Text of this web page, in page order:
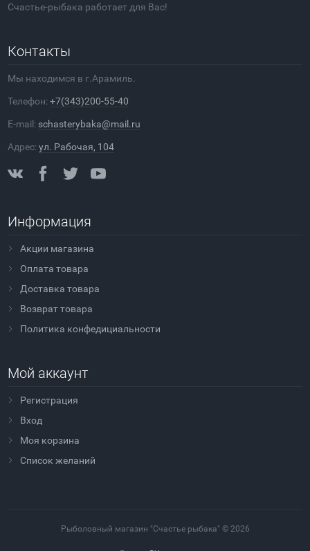
Счастье-рыбака работает для Вас!
Контакты
Мы находимся в г.Арамиль.
Телефон:+7(343)200-55-40
E-mail: schasterybaka@mail.ru
Адрес:ул. Рабочая, 104
Информация
Акции магазина
Оплата товара
Доставка товара
Возврат товара
Политика конфедициальности
Мой аккаунт
Регистрация
Вход
Моя корзина
Cписок желаний
Рыболовный магазин "Счастье рыбака" © 2026